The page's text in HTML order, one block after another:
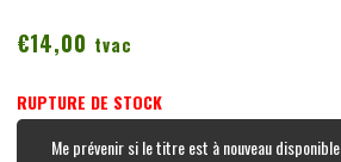
€14,00 tvac
RUPTURE DE STOCK
Me prévenir si le titre est à nouveau disponible